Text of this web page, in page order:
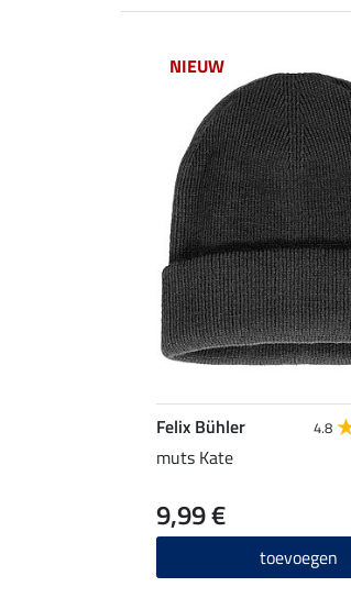
NIEUW
Felix Bühler 4.8
muts Kate
9,99 €
toevoegen